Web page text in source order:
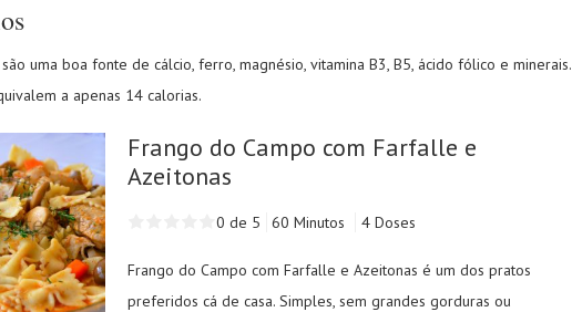
uma boa fonte de cálcio, ferro, magnésio, vitamina B3, B5, ácido fólico e minerais.
a apenas 14 calorias.
Frango do Campo com Farfalle e
Azeitonas
0 de 5 60 Minutos 4 Doses
Frango do Campo com Farfalle e Azeitonas é um dos pratos
preferidos cá de casa. Simples, sem grandes gorduras ou